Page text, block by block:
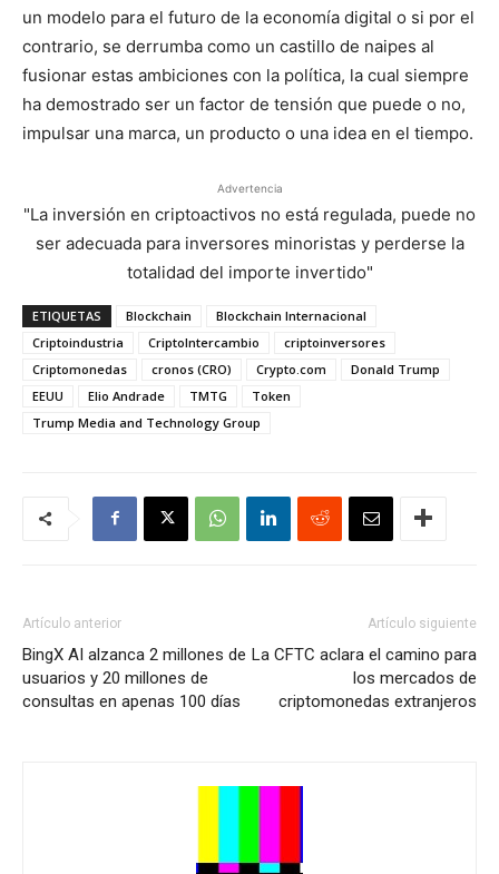
un modelo para el futuro de la economía digital o si por el
contrario, se derrumba como un castillo de naipes al
fusionar estas ambiciones con la política, la cual siempre
ha demostrado ser un factor de tensión que puede o no,
impulsar una marca, un producto o una idea en el tiempo.
Advertencia
"La inversión en criptoactivos no está regulada, puede no
ser adecuada para inversores minoristas y perderse la
totalidad del importe invertido"
ETIQUETAS Blockchain
Blockchain Internacional
Criptoindustria
CriptoIntercambio
criptoinversores
Criptomonedas
cronos (CRO) Crypto.com
Donald Trump
EEUU
Elio Andrade TMTG
Token
Trump Media and Technology Group
Artículo anterior
BingX AI alzanca 2 millones de
usuarios y 20 millones de
consultas en apenas 100 días
Artículo siguiente
La CFTC aclara el camino para
los mercados de
criptomonedas extranjeros